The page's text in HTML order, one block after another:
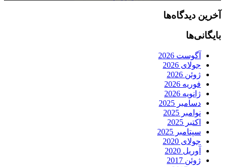
آخرین دیدگاه‌ها
بایگانی‌ها
آگوست 2026
جولای 2026
ژوئن 2026
فوریه 2026
ژانویه 2026
دسامبر 2025
نوامبر 2025
اکتبر 2025
سپتامبر 2025
جولای 2020
آوریل 2020
ژوئن 2017